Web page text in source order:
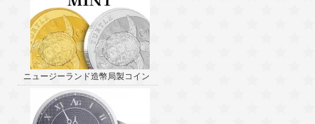
ニュージーランド造幣局製コイン